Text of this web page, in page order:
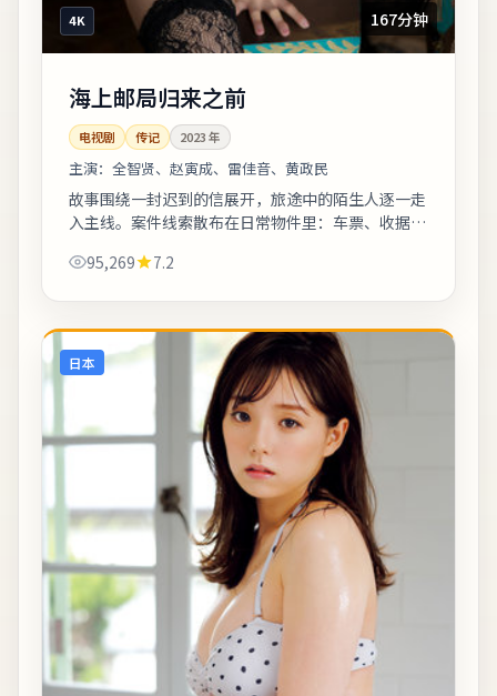
4K 167分钟
海上邮局归来之前
电视剧 传记 2023年
主演： 全智贤、赵寅成、雷佳音、黄政民
故事围绕一封迟到的信展开，旅途中的陌生人逐一走
入主线。案件线索散布在日常物件里：车票、收据、
素清晰、人物动机可信的作品，值得安静看...
95,269 7.2
日本